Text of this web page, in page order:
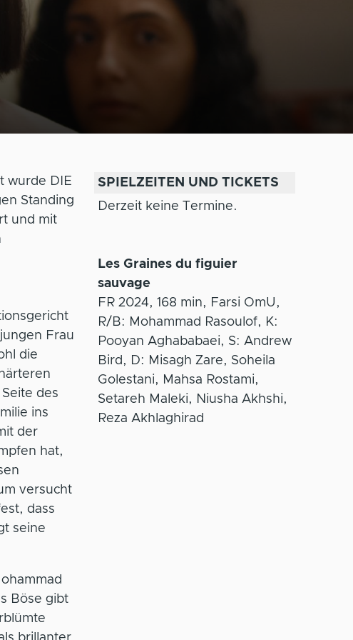
wurde DIE
Standing
und mit
Frau
die
des
ins
der
hat,
versucht
dass
seine
Böse gibt
SPIELZEITEN UND TICKETS
Derzeit keine Termine.
Les Graines du figuier
sauvage
FR 2024, 168 min, Farsi OmU,
R/B: Mohammad Rasoulof, K:
Pooyan Aghababaei, S: Andrew
Bird, D: Misagh Zare, Soheila
Golestani, Mahsa Rostami,
Setareh Maleki, Niusha Akhshi,
Reza Akhlaghirad